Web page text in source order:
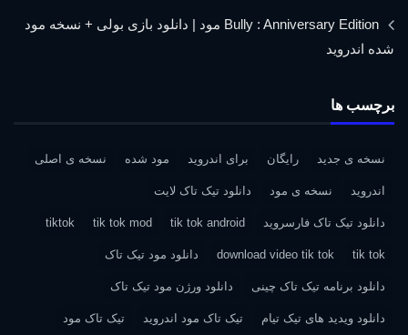
Bully : Anniversary Edition مود | دانلود بازی بولی + نسخه مود
شده اندروید
برچسب ها
نسخه ی جدید رایگان برای اندروید مود شده نسخه ی اصلی
اندروید نسخه ی مود دانلود تیک تاک لایت
دانلود تیک تاک فارسروید tik tok android
tik tok mod
tiktok
tik tok
download video tik tok دانلود مود تیک تاک
دانلود برنامه تیک تاک چینی دانلود ورژن مود تیک تاک
دانلود ویدید های تیک تیام تیک تاک مود اندروید تیک تاک مود